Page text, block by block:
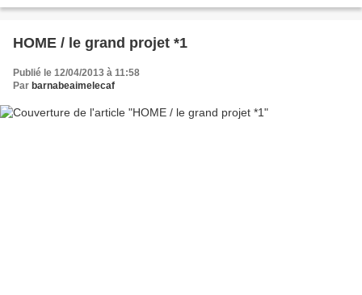
HOME / le grand projet *1
Publié le 12/04/2013 à 11:58
Par barnabeaimelecaf